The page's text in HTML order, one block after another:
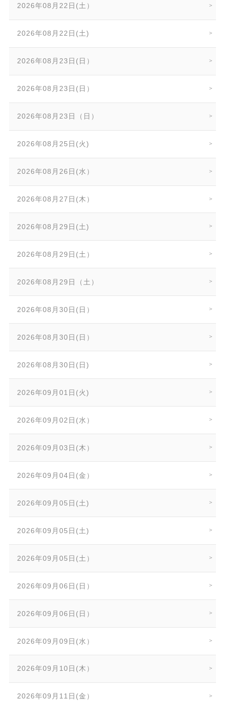
2026年08月22日(土）
2026年08月22日(土)
2026年08月23日(日）
2026年08月23日(日）
2026年08月23日（日）
2026年08月25日(火)
2026年08月26日(水）
2026年08月27日(木）
2026年08月29日(土)
2026年08月29日(土）
2026年08月29日（土）
2026年08月30日(日）
2026年08月30日(日）
2026年08月30日(日)
2026年09月01日(火)
2026年09月02日(水）
2026年09月03日(木）
2026年09月04日(金）
2026年09月05日(土)
2026年09月05日(土)
2026年09月05日(土）
2026年09月06日(日）
2026年09月06日(日）
2026年09月09日(水）
2026年09月10日(木）
2026年09月11日(金）